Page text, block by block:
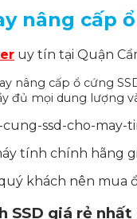
nâng cấp
uy tín tại Quận
nâng cấp ổ cứng
đủ mọi dung lượng
tính chính hãng
khách nên mua
SSD giá rẻ nhất